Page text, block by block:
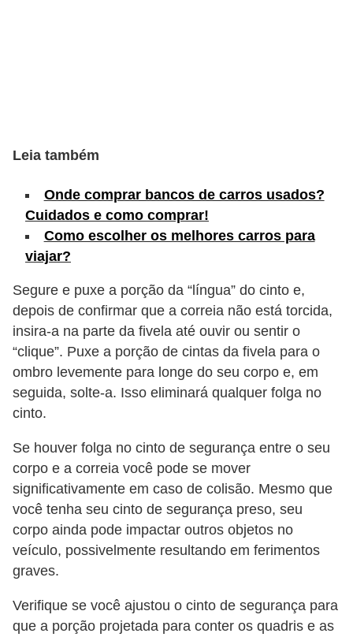
Leia também
Onde comprar bancos de carros usados?
Cuidados e como comprar!
Como escolher os melhores carros para
viajar?
Segure e puxe a porção da “língua” do cinto e,
depois de confirmar que a correia não está torcida,
insira-a na parte da fivela até ouvir ou sentir o
“clique”. Puxe a porção de cintas da fivela para o
ombro levemente para longe do seu corpo e, em
seguida, solte-a. Isso eliminará qualquer folga no
cinto.
Se houver folga no cinto de segurança entre o seu
corpo e a correia você pode se mover
significativamente em caso de colisão. Mesmo que
você tenha seu cinto de segurança preso, seu
corpo ainda pode impactar outros objetos no
veículo, possivelmente resultando em ferimentos
graves.
Verifique se você ajustou o cinto de segurança para
que a porção projetada para conter os quadris e as
i
õ
s
e
O
f
f
r
o
d
C
o
m
p
r
a
r